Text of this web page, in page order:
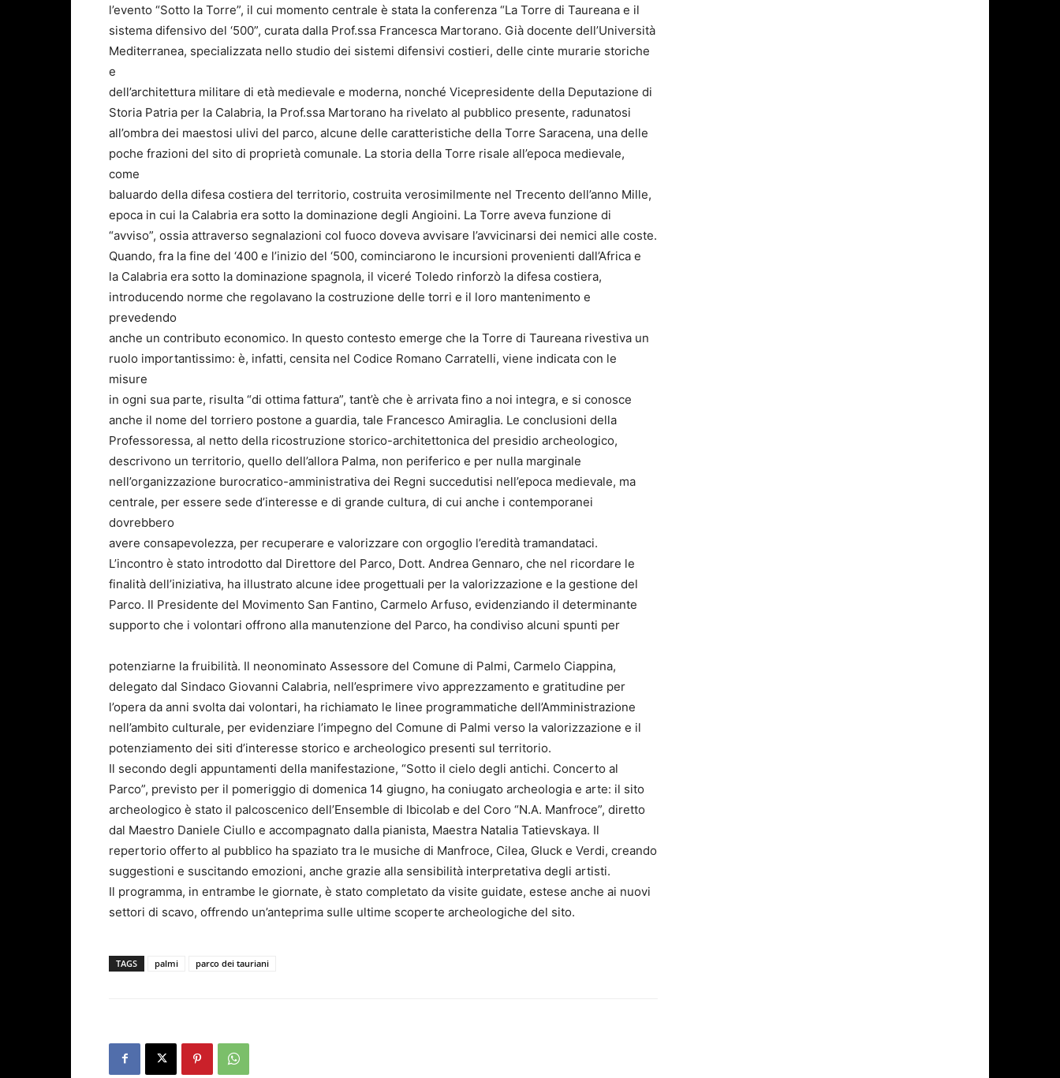
l’evento “Sotto la Torre”, il cui momento centrale è stata la conferenza “La Torre di Taureana e il
sistema difensivo del ‘500”, curata dalla Prof.ssa Francesca Martorano. Già docente dell’Università
Mediterranea, specializzata nello studio dei sistemi difensivi costieri, delle cinte murarie storiche
e
dell’architettura militare di età medievale e moderna, nonché Vicepresidente della Deputazione di
Storia Patria per la Calabria, la Prof.ssa Martorano ha rivelato al pubblico presente, radunatosi
all’ombra dei maestosi ulivi del parco, alcune delle caratteristiche della Torre Saracena, una delle
poche frazioni del sito di proprietà comunale. La storia della Torre risale all’epoca medievale,
come
baluardo della difesa costiera del territorio, costruita verosimilmente nel Trecento dell’anno Mille,
epoca in cui la Calabria era sotto la dominazione degli Angioini. La Torre aveva funzione di
“avviso”, ossia attraverso segnalazioni col fuoco doveva avvisare l’avvicinarsi dei nemici alle coste.
Quando, fra la fine del ‘400 e l’inizio del ‘500, cominciarono le incursioni provenienti dall’Africa e
la Calabria era sotto la dominazione spagnola, il viceré Toledo rinforzò la difesa costiera,
introducendo norme che regolavano la costruzione delle torri e il loro mantenimento e
prevedendo
anche un contributo economico. In questo contesto emerge che la Torre di Taureana rivestiva un
ruolo importantissimo: è, infatti, censita nel Codice Romano Carratelli, viene indicata con le
misure
in ogni sua parte, risulta “di ottima fattura”, tant’è che è arrivata fino a noi integra, e si conosce
anche il nome del torriero postone a guardia, tale Francesco Amiraglia. Le conclusioni della
Professoressa, al netto della ricostruzione storico-architettonica del presidio archeologico,
descrivono un territorio, quello dell’allora Palma, non periferico e per nulla marginale
nell’organizzazione burocratico-amministrativa dei Regni succedutisi nell’epoca medievale, ma
centrale, per essere sede d’interesse e di grande cultura, di cui anche i contemporanei
dovrebbero
avere consapevolezza, per recuperare e valorizzare con orgoglio l’eredità tramandataci.
L’incontro è stato introdotto dal Direttore del Parco, Dott. Andrea Gennaro, che nel ricordare le
finalità dell’iniziativa, ha illustrato alcune idee progettuali per la valorizzazione e la gestione del
Parco. Il Presidente del Movimento San Fantino, Carmelo Arfuso, evidenziando il determinante
supporto che i volontari offrono alla manutenzione del Parco, ha condiviso alcuni spunti per
potenziarne la fruibilità. Il neonominato Assessore del Comune di Palmi, Carmelo Ciappina,
delegato dal Sindaco Giovanni Calabria, nell’esprimere vivo apprezzamento e gratitudine per
l’opera da anni svolta dai volontari, ha richiamato le linee programmatiche dell’Amministrazione
nell’ambito culturale, per evidenziare l’impegno del Comune di Palmi verso la valorizzazione e il
potenziamento dei siti d’interesse storico e archeologico presenti sul territorio.
Il secondo degli appuntamenti della manifestazione, “Sotto il cielo degli antichi. Concerto al
Parco”, previsto per il pomeriggio di domenica 14 giugno, ha coniugato archeologia e arte: il sito
archeologico è stato il palcoscenico dell’Ensemble di Ibicolab e del Coro “N.A. Manfroce”, diretto
dal Maestro Daniele Ciullo e accompagnato dalla pianista, Maestra Natalia Tatievskaya. Il
repertorio offerto al pubblico ha spaziato tra le musiche di Manfroce, Cilea, Gluck e Verdi, creando
suggestioni e suscitando emozioni, anche grazie alla sensibilità interpretativa degli artisti.
Il programma, in entrambe le giornate, è stato completato da visite guidate, estese anche ai nuovi
settori di scavo, offrendo un’anteprima sulle ultime scoperte archeologiche del sito.
TAGS palmi parco dei tauriani